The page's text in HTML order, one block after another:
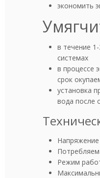
экономить
в течение
системах
в процессе
cрок
установка
вода после
Режим